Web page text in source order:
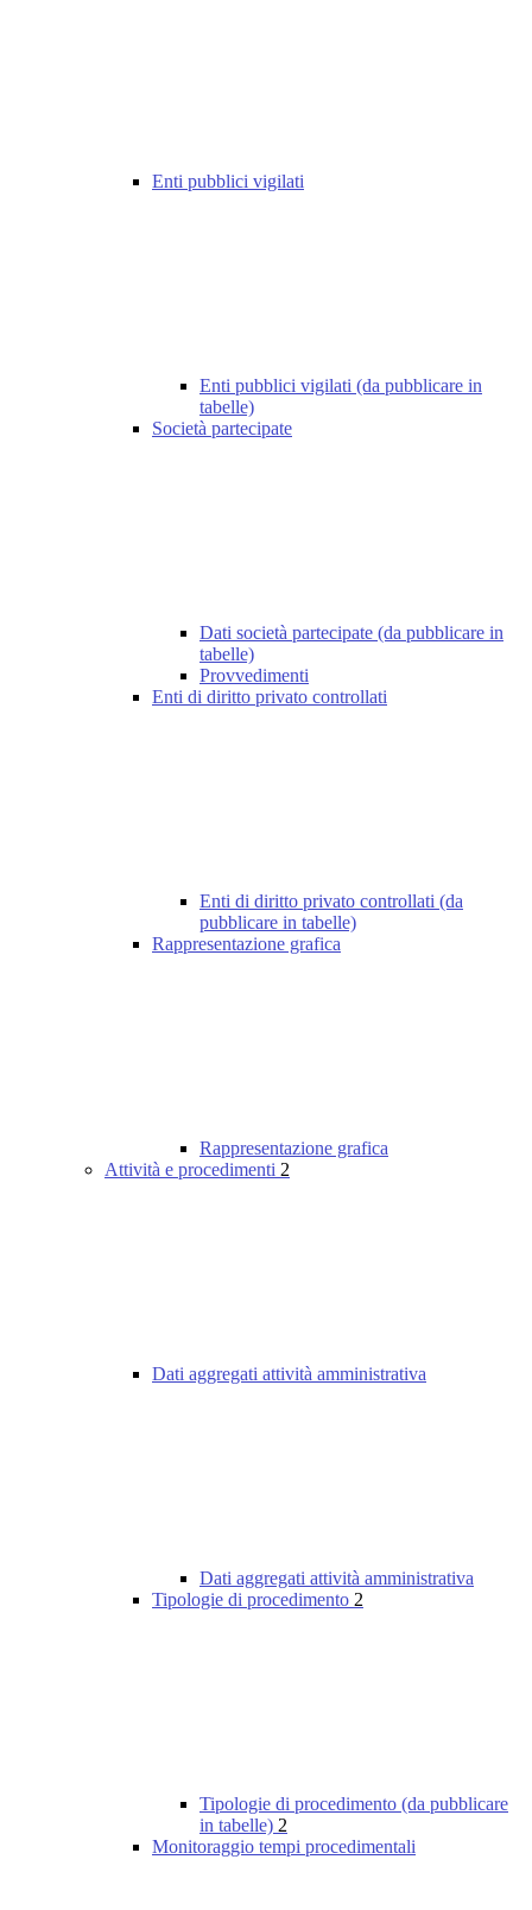
Enti pubblici vigilati
Enti pubblici vigilati (da pubblicare in
tabelle)
Società partecipate
Dati società partecipate (da pubblicare in
tabelle)
Provvedimenti
Enti di diritto privato controllati
Enti di diritto privato controllati (da
pubblicare in tabelle)
Rappresentazione grafica
Rappresentazione grafica
Attività e procedimenti 2
Dati aggregati attività amministrativa
Dati aggregati attività amministrativa
Tipologie di procedimento 2
Tipologie di procedimento (da pubblicare
in tabelle) 2
Monitoraggio tempi procedimentali